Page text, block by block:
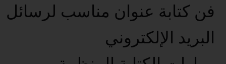
فن كتابة عنوان مناسب لرسائل
البريد الإلكتروني